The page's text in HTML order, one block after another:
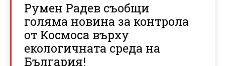
Румен Радев съобщи
голяма новина за контрола
от Космоса върху
екологичната среда на
България!